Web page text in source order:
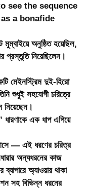
see the sequence
a bonafide
অনুষ্ঠিত হয়েছিল,
নিয়েছিলেন।
মেইনস্ট্রিম দুই-হিরো
শুধুই সহযোগী চরিত্রে
এক ধাপ এগিয়ে
— এই ধরণের চরিত্র
অন্যধরনের কাজ
অ্যাওয়ার থাকা
সহ বিভিন্ন ধরনের